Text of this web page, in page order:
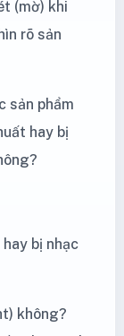
(mờ) khi
rõ sản
sản phẩm
hay bị
bị nhạc
không?